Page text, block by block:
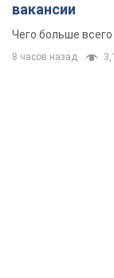
вакансии
Чего больше
8 часов назад